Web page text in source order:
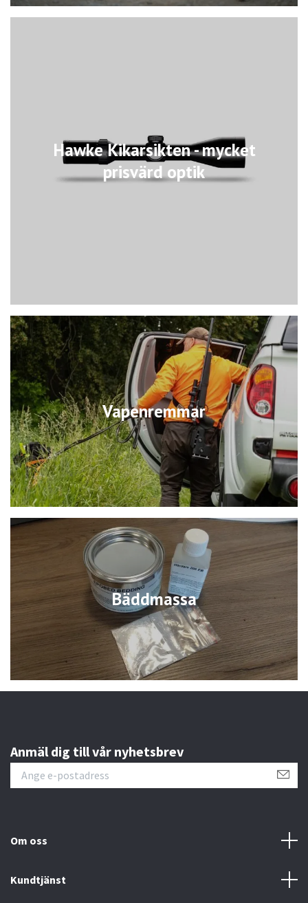
Hawke Kikarsikten - mycket
prisvärd optik
Vapenremmar
Bäddmassa
Anmäl dig till vår nyhetsbrev
Om oss
Kundtjänst